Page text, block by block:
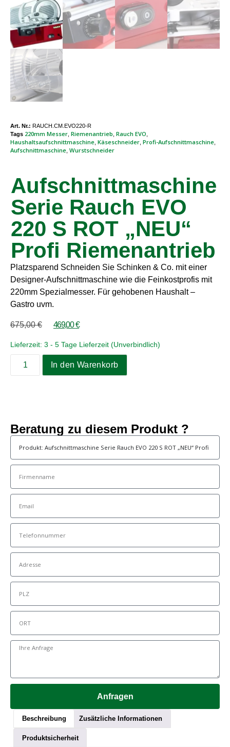
Art. Nr.: RAUCH.CM.EVO220-R
Tags 220mm Messer Riemenantrieb Rauch EVO
Haushaltsaufschnittmaschine Käseschneider Profi-Aufschnittmaschine
Aufschnittmaschine Wurstschneider
Aufschnittmaschine
Serie Rauch EVO
220 S ROT „NEU“
Profi Riemenantrieb
Platzsparend Schneiden Sie Schinken & Co. mit einer
Designer-Aufschnittmaschine wie die Feinkostprofis mit
220mm Spezialmesser. Für gehobenen Haushalt –
Gastro uvm.
675,00€ 469,00€
Lieferzeit: 3 - 5 Tage Lieferzeit (Unverbindlich)
In den Warenkorb
Beschreibung Zusätzliche Informationen
Produktsicherheit
Beratung zu diesem Produkt ?
Anfragen